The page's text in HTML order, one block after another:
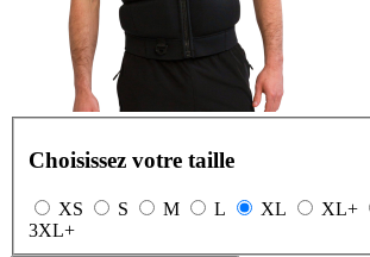
Choisissez votre taille
XS S M L XL XL+
3XL+